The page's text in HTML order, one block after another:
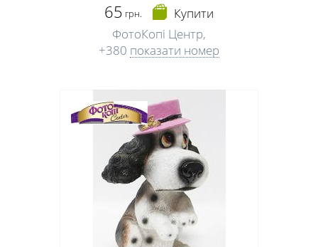
65 грн.
Купити
ФотоКопі Центр,
+380 показати номер